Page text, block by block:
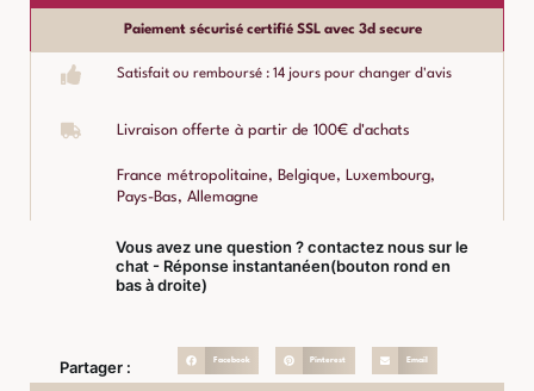
Paiement sécurisé certifié SSL avec 3d secure
Satisfait ou remboursé : 14 jours pour changer d'avis
Livraison offerte à partir de 100€ d'achats
France métropolitaine, Belgique, Luxembourg,
Pays-Bas, Allemagne
Vous avez une question ? contactez nous sur le
chat - Réponse instantanéen(bouton rond en
bas à droite)
Partager : Facebook Pinterest Email